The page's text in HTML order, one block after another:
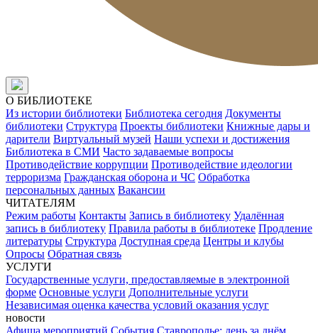
О БИБЛИОТЕКЕ
Из истории библиотеки Библиотека сегодня Документы
библиотеки Структура Проекты библиотеки Книжные дары и
дарители Виртуальный музей Наши успехи и достижения
Библиотека в СМИ Часто задаваемые вопросы
Противодействие коррупции Противодействие идеологии
терроризма Гражданская оборона и ЧС Обработка
персональных данных Вакансии
ЧИТАТЕЛЯМ
Режим работы Контакты Запись в библиотеку Удалённая
запись в библиотеку Правила работы в библиотеке Продление
литературы Структура Доступная среда Центры и клубы
Опросы Обратная связь
УСЛУГИ
Государственные услуги, предоставляемые в электронной
форме Основные услуги Дополнительные услуги
Независимая оценка качества условий оказания услуг
новости
Афиша мероприятий События Ставрополье: день за днём